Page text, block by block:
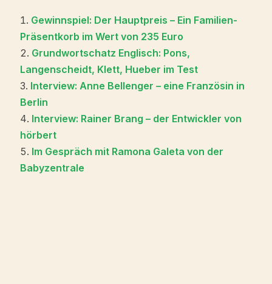
Gewinnspiel: Der Hauptpreis – Ein Familien-
Präsentkorb im Wert von 235 Euro
Grundwortschatz Englisch: Pons,
Langenscheidt, Klett, Hueber im Test
Interview: Anne Bellenger – eine Französin in
Berlin
Interview: Rainer Brang – der Entwickler von
hörbert
Im Gespräch mit Ramona Galeta von der
Babyzentrale